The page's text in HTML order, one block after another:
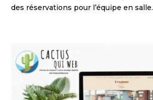
des réservations pour l’équipe en salle.